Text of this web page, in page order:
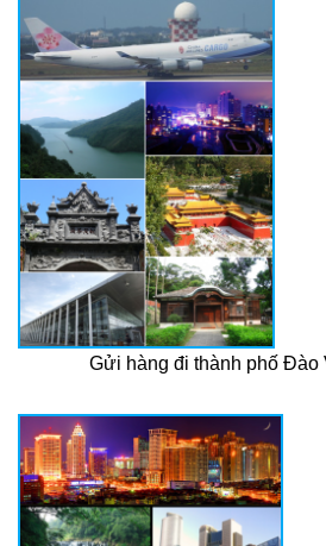
Gửi hàng đi thành phố Đào